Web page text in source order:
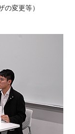
の変更等）